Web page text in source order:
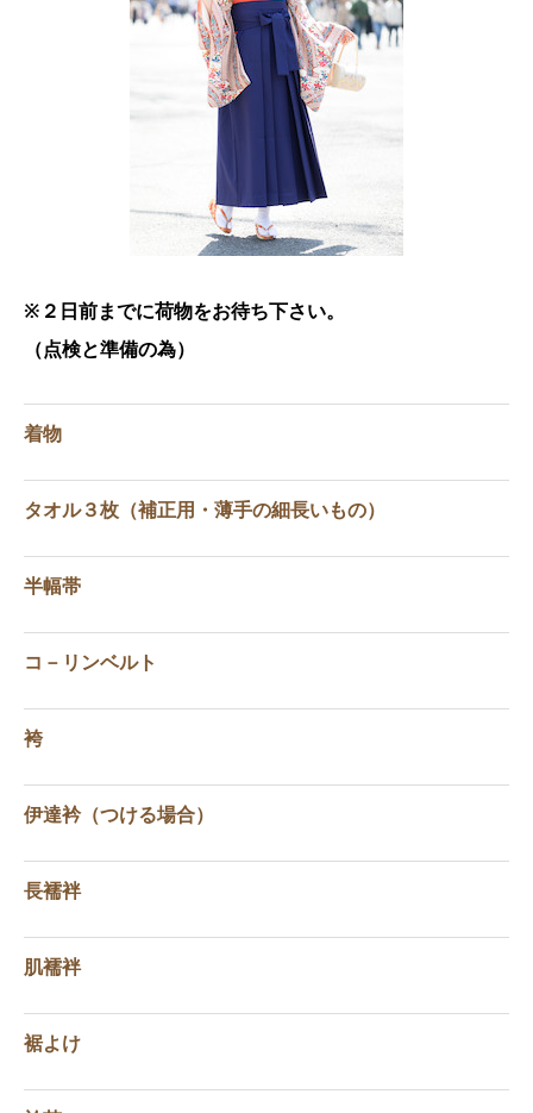
※２日前までに荷物をお待ち下さい。
（点検と準備の為）
着物
タオル３枚（補正用・薄手の細長いもの）
半幅帯
コ－リンベルト
袴
伊達衿（つける場合）
長襦袢
肌襦袢
裾よけ